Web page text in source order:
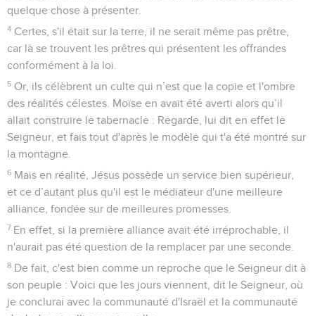
quelque chose à présenter.
4 Certes, s'il était sur la terre, il ne serait même pas prêtre,
car là se trouvent les prêtres qui présentent les offrandes
conformément à la loi.
5 Or, ils célèbrent un culte qui n’est que la copie et l'ombre
des réalités célestes. Moïse en avait été averti alors qu’il
allait construire le tabernacle : Regarde, lui dit en effet le
Seigneur, et fais tout d'après le modèle qui t'a été montré sur
la montagne.
6 Mais en réalité, Jésus possède un service bien supérieur,
et ce d’autant plus qu'il est le médiateur d'une meilleure
alliance, fondée sur de meilleures promesses.
7 En effet, si la première alliance avait été irréprochable, il
n'aurait pas été question de la remplacer par une seconde.
8 De fait, c'est bien comme un reproche que le Seigneur dit à
son peuple : Voici que les jours viennent, dit le Seigneur, où
je conclurai avec la communauté d'Israël et la communauté